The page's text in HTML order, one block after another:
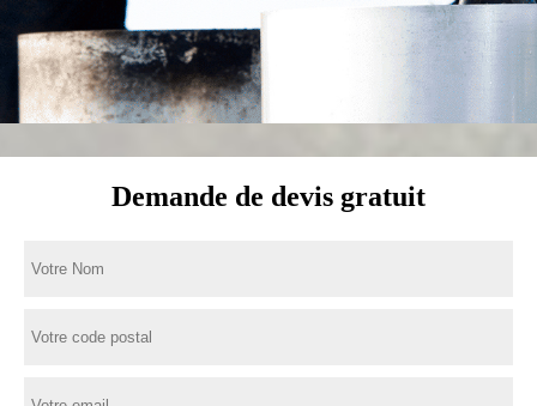
Demande de devis gratuit